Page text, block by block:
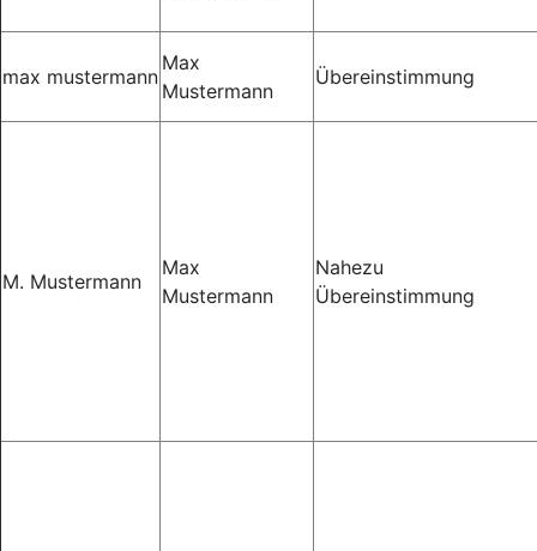
max mustermann
Max
Mustermann
Übereinstimmung
M. Mustermann
Max
Mustermann
Nahezu
Übereinstimmung